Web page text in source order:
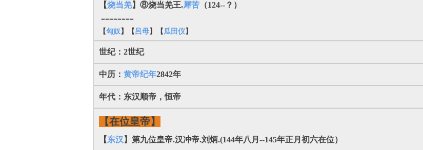
【烧当羌】⑧烧当羌王.犀苦 （124--？）
========
【匈奴 】【 呂母】【 瓜田仪 】
世纪：2世纪
中历： 黄帝纪年2842年
年代：东汉顺帝，恒帝
【在位皇帝】
【东汉 】第九位皇帝.汉冲帝.刘炳.(144年八月--145年正月初六在位）